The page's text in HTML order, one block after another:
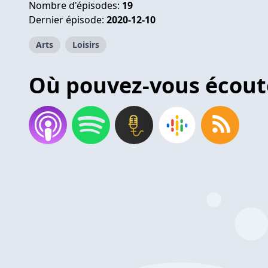
Nombre d'épisodes: 19
Dernier épisode: 2020-12-10
Arts Loisirs
Où pouvez-vous